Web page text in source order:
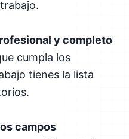
y completo
cumpla los
tienes la lista
campos